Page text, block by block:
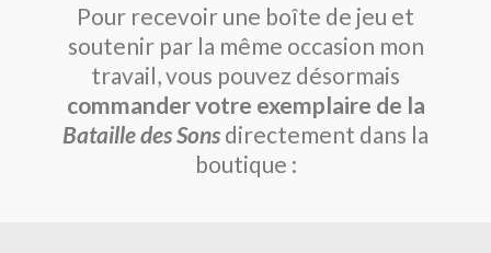
Pour recevoir une boîte de jeu et
soutenir par la même occasion mon
travail, vous pouvez désormais
commander votre exemplaire de la
Bataille des Sons directement dans la
boutique :